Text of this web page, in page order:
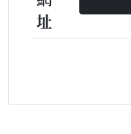
址